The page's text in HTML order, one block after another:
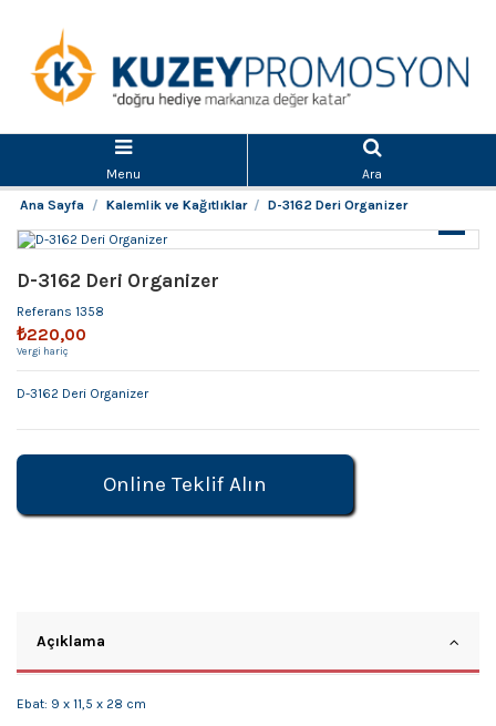
Menu
Ara
Ana Sayfa
Kalemlik ve Kağıtlıklar D-3162 Deri Organizer
D-3162 Deri Organizer
Referans 1358
₺220,00
Vergi hariç
D-3162 Deri Organizer
Online Teklif Alın
Açıklama
Ebat: 9 x 11,5 x 28 cm